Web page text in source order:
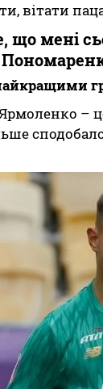
вітати
що мені
–